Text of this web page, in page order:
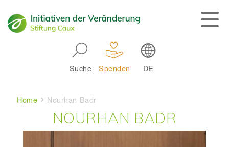
Suche Spenden DE
Breadcrumb
Home Nourhan Badr
NOURHAN BADR